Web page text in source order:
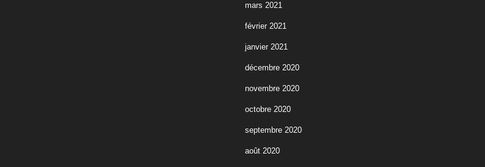
mars 2021
février 2021
janvier 2021
décembre 2020
novembre 2020
octobre 2020
septembre 2020
août 2020